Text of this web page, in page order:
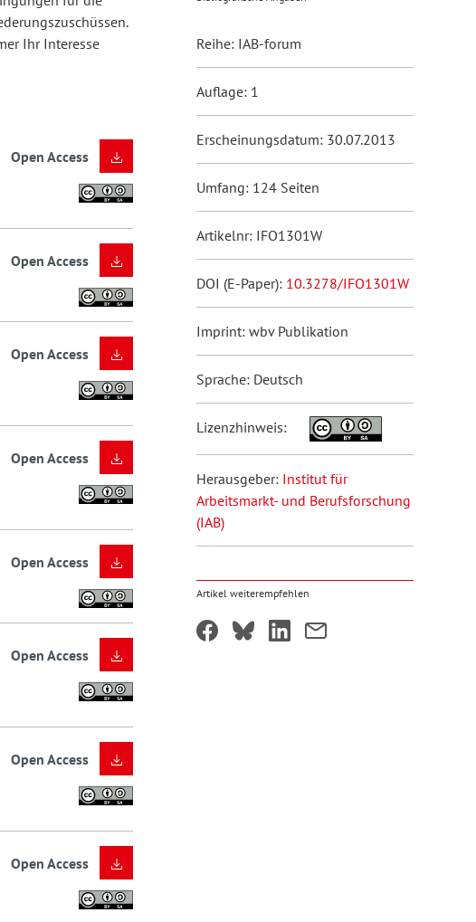
Ihr Interesse
Open Access
Open Access
Open Access
Open Access
Open Access
Open Access
Open Access
Open Access
Reihe: IAB-forum
Auflage: 1
Erscheinungsdatum: 30.07.2013
Umfang: 124 Seiten
Artikelnr: IFO1301W
DOI (E-Paper): 10.3278/IFO1301W
Imprint: wbv Publikation
Sprache: Deutsch
Lizenzhinweis:
Herausgeber: Institut für
Arbeitsmarkt- und Berufsforschung
(IAB)
Artikel weiterempfehlen